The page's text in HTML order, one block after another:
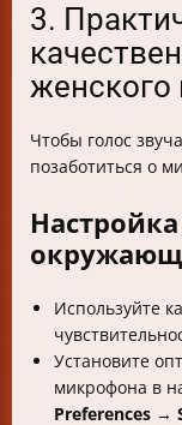
3.
женского
Чтобы голос
позаботиться о
Используйте
Установите
микрофона в
Preferences →